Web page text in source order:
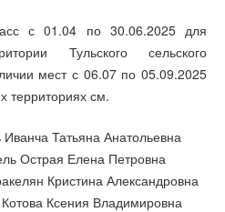
с 01.04 по 30.06.2025 для
Тульского сельского
мест с 06.07 по 05.09.2025
территориях см.
Татьяна Анатольевна
Острая Елена Петровна
Кристина Александровна
Ксения Владимировна